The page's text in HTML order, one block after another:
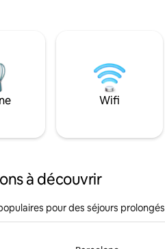
Wifi
à découvrir
pour des séjours prolongés